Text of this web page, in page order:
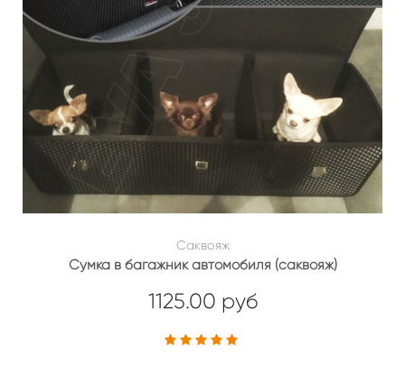
Саквояж
Сумка в багажник автомобиля (саквояж)
1125.00 руб